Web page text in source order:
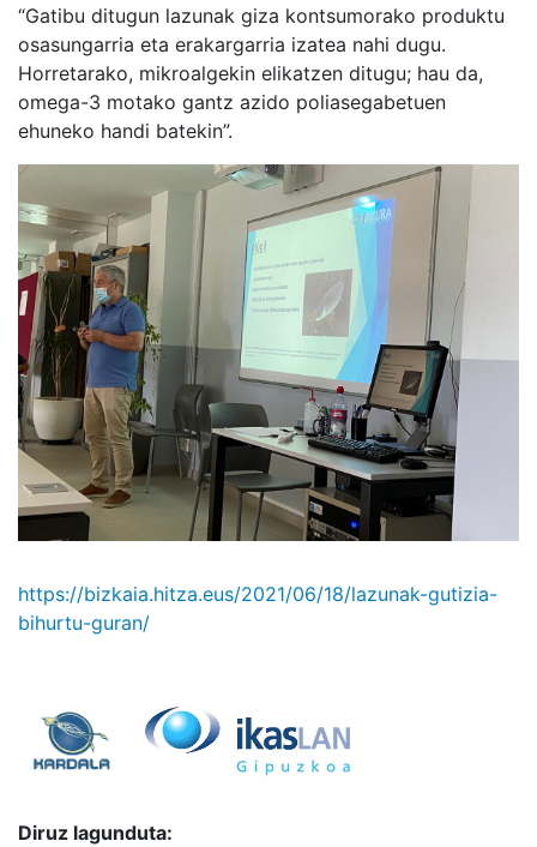
“Gatibu ditugun lazunak giza kontsumorako produktu
osasungarria eta erakargarria izatea nahi dugu.
Horretarako, mikroalgekin elikatzen ditugu; hau da,
omega-3 motako gantz azido poliasegabetuen
ehuneko handi batekin”.
https://bizkaia.hitza.eus/2021/06/18/lazunak-gutizia-
bihurtu-guran/
Diruz lagunduta: